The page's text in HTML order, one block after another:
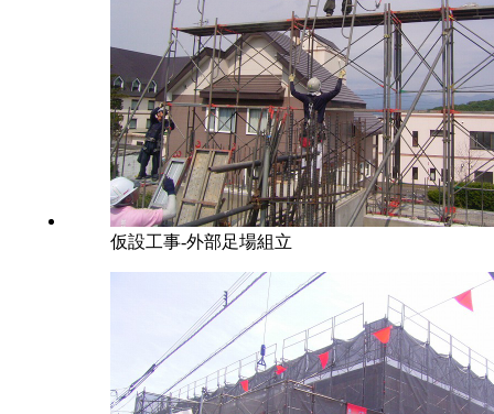
仮設工事-外部足場組立